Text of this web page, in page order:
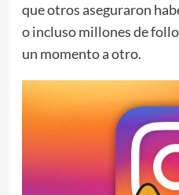
que otros aseguraron
o incluso millones de
un momento a otro.